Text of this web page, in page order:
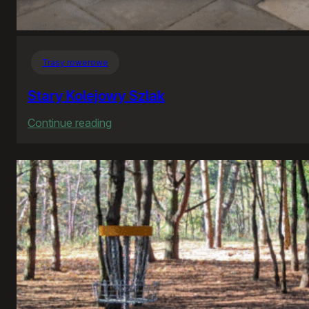
Trasy rowerowe
Stary Kolejowy Szlak
Continue reading
Kolejowy
Szlak